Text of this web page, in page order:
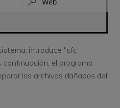
introduce "sfc
el programa
los archivos dañados del